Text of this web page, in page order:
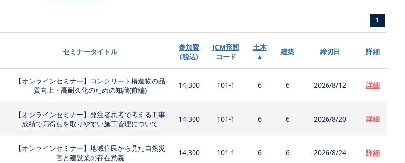
1
セミナータイトル
参加費
(税込)
JCM形態
コード
土木
▲
建築 締切日 詳細
【オンラインセミナー】コンクリート構造物の品
質向上・高耐久化のための知識(前編)
14,300 101-1 6 6 2026/8/12 詳細
【オンラインセミナー】発注者思考で考える工事
成績で高得点を取りやすい施工管理について
14,300 101-1 6 6 2026/8/20 詳細
【オンラインセミナー】地域住民から見た自然災
害と建設業の存在意義
14,300 101-1 6 6 2026/8/24 詳細